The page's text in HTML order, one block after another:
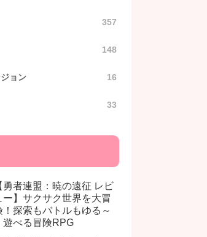
357
148
ョン 16
33
勇者連盟：暁の遠征 レビ
ー】サクサク世界を大冒
！探索もバトルもゆる～
遊べる冒険RPG